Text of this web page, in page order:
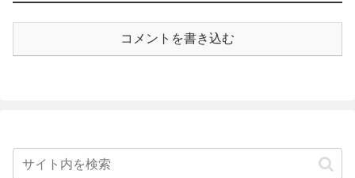
コメントを書き込む